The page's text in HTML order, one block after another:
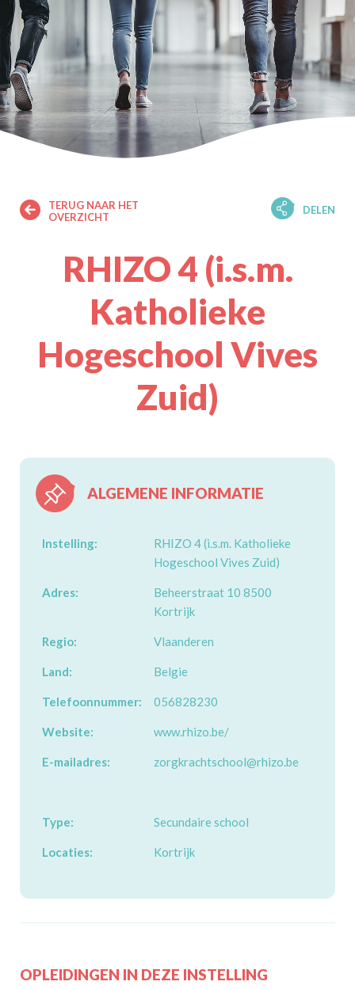
TERUG NAAR HET
OVERZICHT
DELEN
RHIZO 4 (i.s.m.
Katholieke
Hogeschool Vives
Zuid)
ALGEMENE INFORMATIE
Instelling:
RHIZO 4 (i.s.m. Katholieke
Hogeschool Vives Zuid)
Adres:
Beheerstraat 10 8500
Kortrijk
Regio: Vlaanderen
Land: Belgie
Telefoonnummer: 056828230
Website: www.rhizo.be/
E-mailadres: zorgkrachtschool@rhizo.be
Type: Secundaire school
Locaties: Kortrijk
OPLEIDINGEN IN DEZE INSTELLING